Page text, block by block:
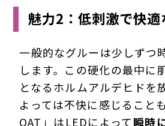
魅力2：低刺激で快適
一般的なグルーは少しずつ
します。この硬化の最中に
となるホルムアルデヒドを
よっては不快に感じること
OAT」はLEDによって瞬時